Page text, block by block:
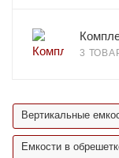
3
Вертикальные
Емкости в